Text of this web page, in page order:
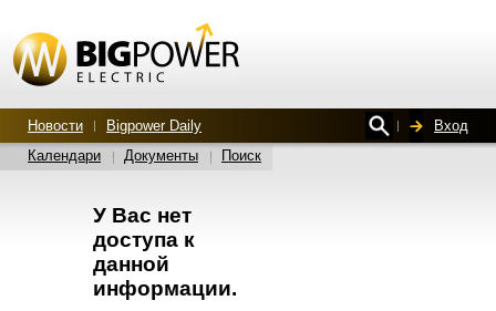
Новости Bigpower Daily
Вход
Календари
Документы Поиск
У Вас нет
доступа к
данной
информации.